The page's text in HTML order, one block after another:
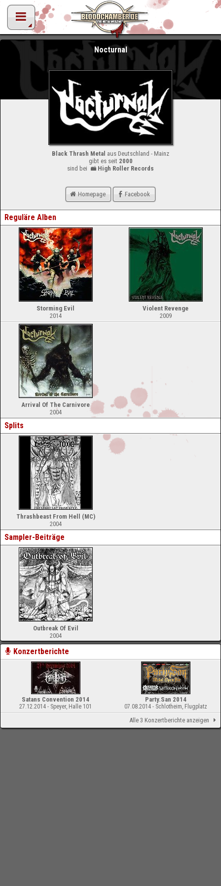
Nocturnal
Black Thrash Metal aus Deutschland - Mainz
gibt es seit 2000
sind bei
High Roller Records
Homepage Facebook
Reguläre Alben
Storming Evil
2014
Violent Revenge
2009
Arrival Of The Carnivore
2004
Splits
Thrashbeast From Hell (MC)
2004
Sampler-Beiträge
Outbreak Of Evil
2004
Konzertberichte
Satans Convention 2014
27.12.2014 - Speyer, Halle 101
Party.San 2014
07.08.2014 - Schlotheim, Flugplatz
Alle 3 Konzertberichte anzeigen